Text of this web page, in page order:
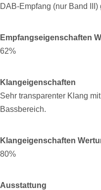
DAB-Empfang (nur Band
Empfangseigenschaften
62%
Klangeigenschaften
Sehr transparenter Klang
Bassbereich.
Klangeigenschaften
80%
Ausstattung